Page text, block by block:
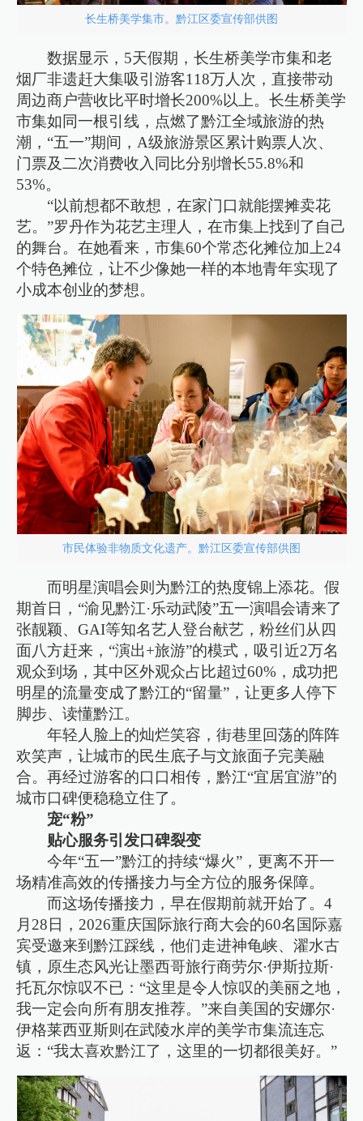
长生桥美学集市。黔江区委宣传部供图
数据显示，5天假期，长生桥美学市集和老
烟厂非遗赶大集吸引游客118万人次，直接带动
周边商户营收比平时增长200%以上。长生桥美学
市集如同一根引线，点燃了黔江全域旅游的热
潮，“五一”期间，A级旅游景区累计购票人次、
门票及二次消费收入同比分别增长55.8%和
53%。
“以前想都不敢想，在家门口就能摆摊卖花
艺。”罗丹作为花艺主理人，在市集上找到了自己
的舞台。在她看来，市集60个常态化摊位加上24
个特色摊位，让不少像她一样的本地青年实现了
小成本创业的梦想。
市民体验非物质文化遗产。黔江区委宣传部供图
而明星演唱会则为黔江的热度锦上添花。假
期首日，“渝见黔江·乐动武陵”五一演唱会请来了
张靓颖、GAI等知名艺人登台献艺，粉丝们从四
面八方赶来，“演出+旅游”的模式，吸引近2万名
观众到场，其中区外观众占比超过60%，成功把
明星的流量变成了黔江的“留量”，让更多人停下
脚步、读懂黔江。
年轻人脸上的灿烂笑容，街巷里回荡的阵阵
欢笑声，让城市的民生底子与文旅面子完美融
合。再经过游客的口口相传，黔江“宜居宜游”的
城市口碑便稳稳立住了。
宠“粉”
贴心服务引发口碑裂变
今年“五一”黔江的持续“爆火”，更离不开一
场精准高效的传播接力与全方位的服务保障。
而这场传播接力，早在假期前就开始了。4
月28日，2026重庆国际旅行商大会的60名国际嘉
宾受邀来到黔江踩线，他们走进神龟峡、濯水古
镇，原生态风光让墨西哥旅行商劳尔·伊斯拉斯·
托瓦尔惊叹不已：“这里是令人惊叹的美丽之地，
我一定会向所有朋友推荐。”来自美国的安娜尔·
伊格莱西亚斯则在武陵水岸的美学市集流连忘
返：“我太喜欢黔江了，这里的一切都很美好。”